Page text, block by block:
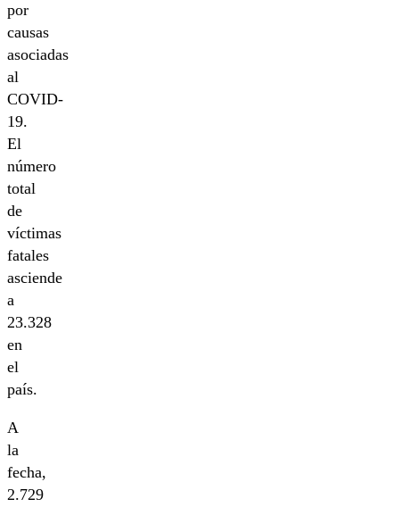
por
causas
asociadas
al
COVID-
19.
El
número
total
de
víctimas
fatales
asciende
a
23.328
en
el
país.
A
la
fecha,
2.729